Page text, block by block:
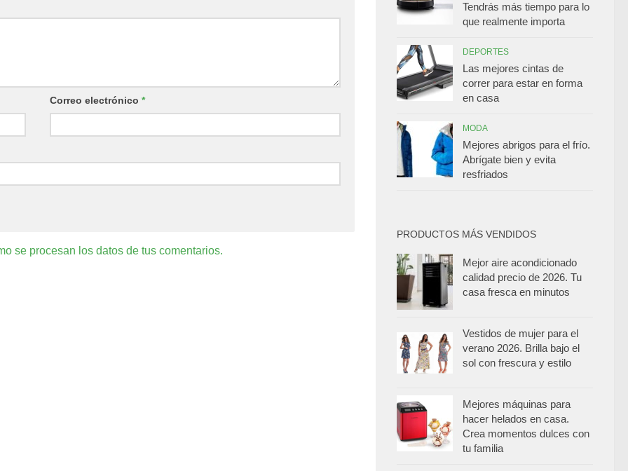
Correo electrónico*
se procesan los datos de tus comentarios.
Tendrás más tiempo para lo
que realmente importa
DEPORTES
Las mejores cintas de
correr para estar en forma
en casa
MODA
Mejores abrigos para el frío.
Abrígate bien y evita
resfriados
PRODUCTOS MÁS VENDIDOS
Mejor aire acondicionado
calidad precio de 2026. Tu
casa fresca en minutos
Vestidos de mujer para el
verano 2026. Brilla bajo el
sol con frescura y estilo
Mejores máquinas para
hacer helados en casa.
Crea momentos dulces con
tu familia